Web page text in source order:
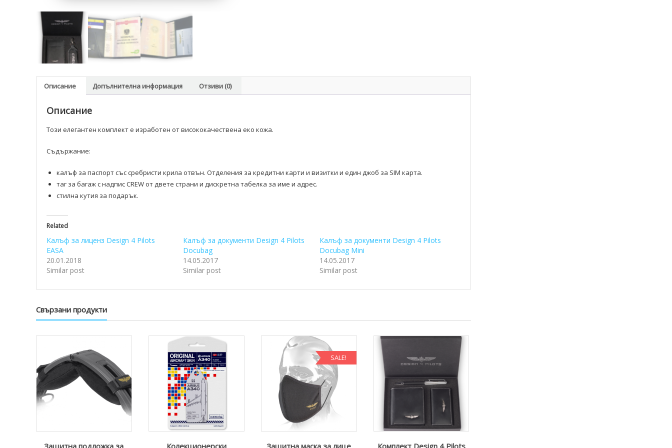
Описание Допълнителна информация Отзиви (0)
Описание
Този елегантен комплект е изработен от висококачествена еко кожа.
Съдържание:
калъф за паспорт със сребристи крила отвън. Отделения за кредитни карти и визитки и един джоб за SIM карта.
таг за багаж с надпис CREW от двете страни и дискретна табелка за име и адрес.
стилна кутия за подарък.
Related
Калъф за лиценз Design 4 Pilots
EASA
20.01.2018
Similar post
Калъф за документи Design 4 Pilots
Docubag
14.05.2017
Similar post
Калъф за документи Design 4 Pilots
Docubag Mini
14.05.2017
Similar post
Свързани продукти
SALE!